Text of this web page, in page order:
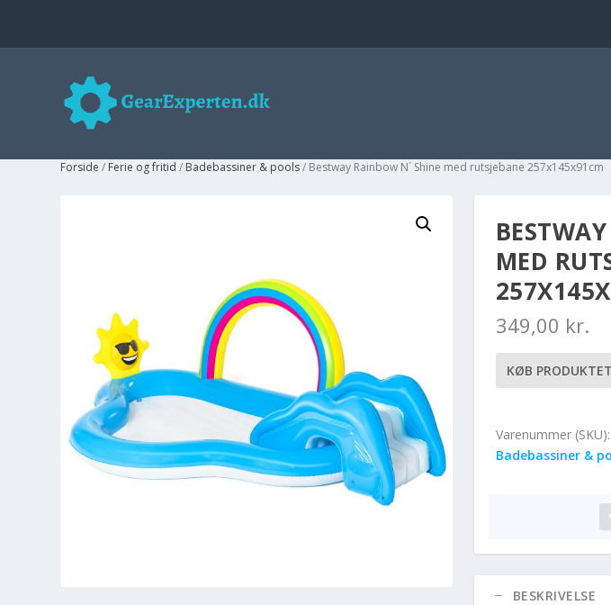
Forside / Ferie og fritid / Badebassiner & pools/ Bestway Rainbow N´ Shine med rutsjebane 257x145x91cm
MED
349,00 kr.
KØB
Varenummer (SKU):
Badebassiner &
BESKRIVELSE